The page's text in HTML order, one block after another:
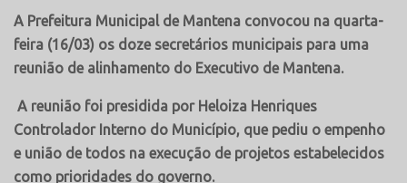
A Prefeitura Municipal de Mantena convocou na quarta-
feira (16/03) os doze secretários municipais para uma
reunião de alinhamento do Executivo de Mantena.
A reunião foi presidida por Heloiza Henriques
Controlador Interno do Município, que pediu o empenho
e união de todos na execução de projetos estabelecidos
como prioridades do governo.